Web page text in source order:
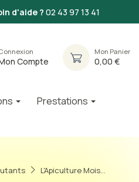
d'aide ? 02 43 97 13 41
Compte
Mon Panier
0,00 €
Prestations
L'Apiculture Mois...